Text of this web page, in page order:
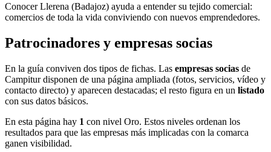
Conocer Llerena (Badajoz) ayuda a entender su tejido comercial:
comercios de toda la vida conviviendo con nuevos emprendedores.
Patrocinadores y empresas socias
En la guía conviven dos tipos de fichas. Las empresas socias de
Campitur disponen de una página ampliada (fotos, servicios, vídeo y
contacto directo) y aparecen destacadas; el resto figura en un listado
con sus datos básicos.
En esta página hay 1 con nivel Oro. Estos niveles ordenan los
resultados para que las empresas más implicadas con la comarca
ganen visibilidad.